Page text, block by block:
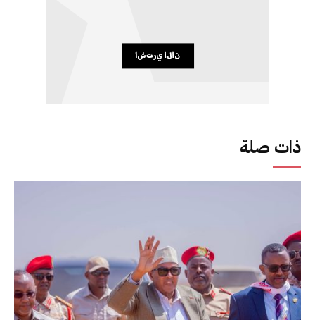
ذات صلة